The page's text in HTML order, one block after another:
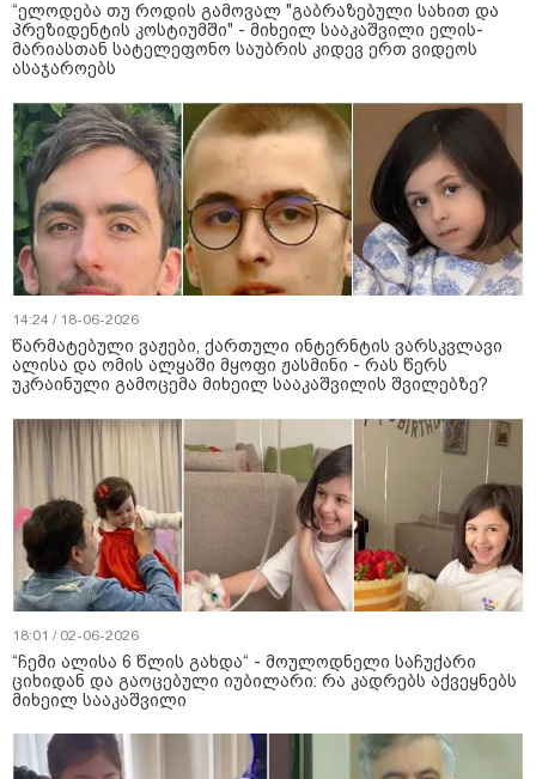
“ელოდება თუ როდის გამოვალ "გაბრაზებული სახით და
პრეზიდენტის კოსტიუმში" - მიხეილ სააკაშვილი ელის-
მარიასთან სატელეფონო საუბრის კიდევ ერთ ვიდეოს
ასაჯაროებს
14:24 / 18-06-2026
წარმატებული ვაჟები, ქართული ინტერნტის ვარსკვლავი
ალისა და ომის ალყაში მყოფი ჟასმინი - რას წერს
უკრაინული გამოცემა მიხეილ სააკაშვილის შვილებზე?
18:01 / 02-06-2026
“ჩემი ალისა 6 წლის გახდა“ - მოულოდნელი საჩუქარი
ციხიდან და გაოცებული იუბილარი: რა კადრებს აქვეყნებს
მიხეილ სააკაშვილი